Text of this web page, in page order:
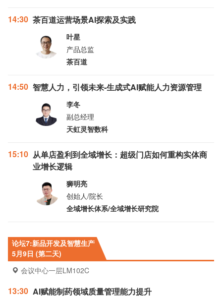
14:30 茶百道运营场景AI探索及实践
叶星
产品总监
茶百道
14:50 智慧人力，引领未来-生成式AI赋能人力资源管理
李冬
副总经理
天虹灵智数科
15:10 从单店盈利到全域增长：超级门店如何重构实体商
业增长逻辑
狮明亮
创始人/院长
全域增长体系/全域增长研究院
论坛7:新品开发及智慧生产
5月9日 (第二天)
会议中心一层LM102C
13:30 AI赋能制药领域质量管理能力提升